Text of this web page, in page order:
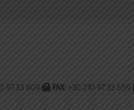
97 33 609 FAX: +30 210 97 33 659